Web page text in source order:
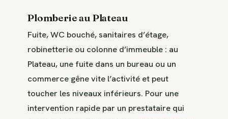
Plomberie au Plateau
Fuite, WC bouché, sanitaires d’étage,
robinetterie ou colonne d’immeuble : au
Plateau, une fuite dans un bureau ou un
commerce gêne vite l’activité et peut
toucher les niveaux inférieurs. Pour une
intervention rapide par un prestataire qui